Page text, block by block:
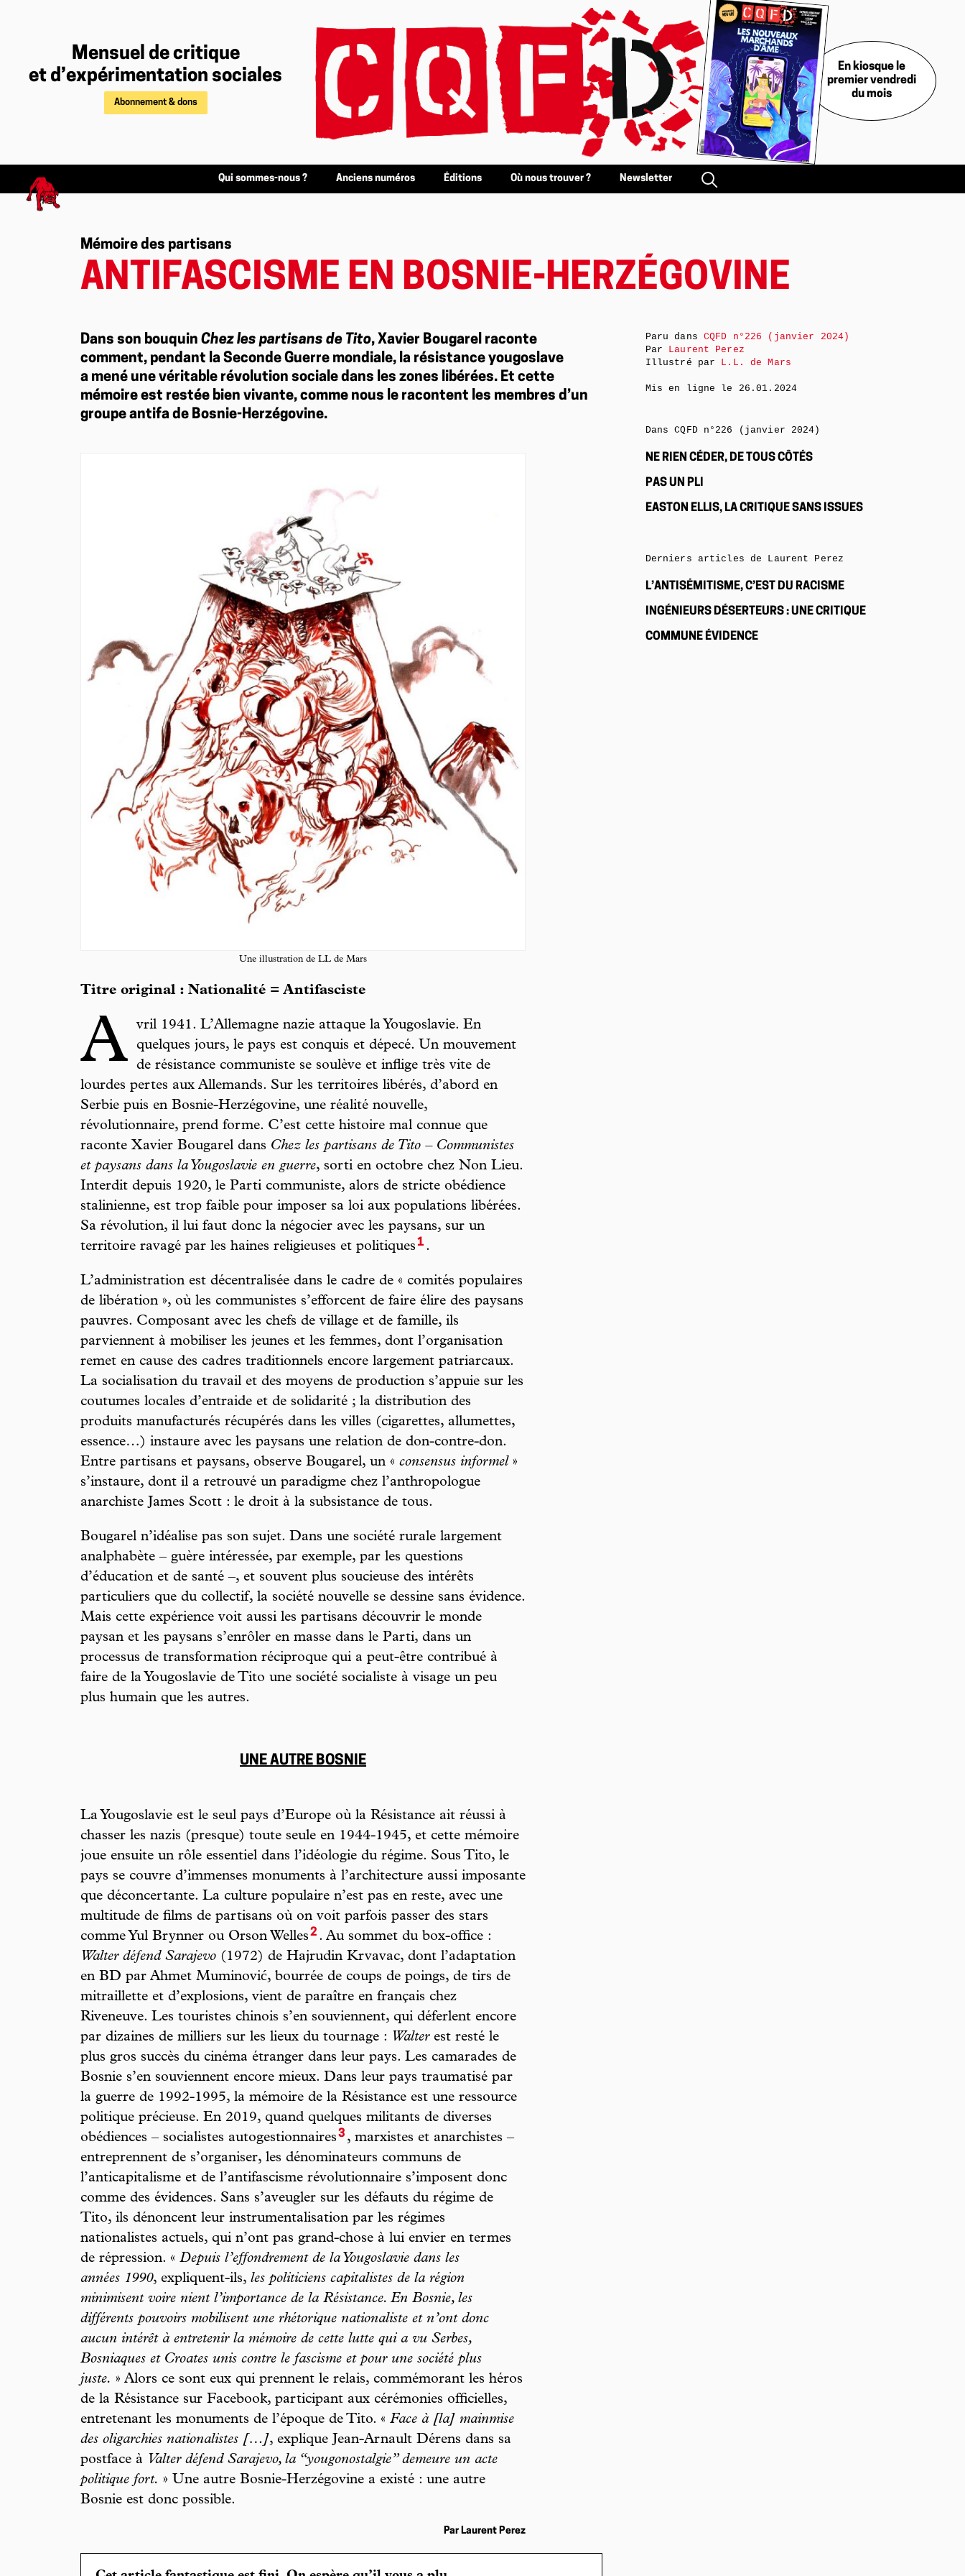
Mensuel de critique
et d’expérimentation sociales
Abonnement & dons
En kiosque le
premier vendredi
du mois
Qui sommes-nous ? Anciens numéros Éditions Où nous trouver ? Newsletter
Mémoire des partisans
ANTIFASCISME EN BOSNIE-HERZÉGOVINE
Dans son bouquin Chez les partisans de Tito, Xavier Bougarel raconte
comment, pendant la Seconde Guerre mondiale, la résistance yougoslave
a mené une véritable révolution sociale dans les zones libérées. Et cette
mémoire est restée bien vivante, comme nous le racontent les membres d’un
groupe antifa de Bosnie-Herzégovine.
Une illustration de LL de Mars
Titre original : Nationalité = Antifasciste
A vril 1941. L’Allemagne nazie attaque la Yougoslavie. En
quelques jours, le pays est conquis et dépecé. Un mouvement
de résistance communiste se soulève et inflige très vite de
lourdes pertes aux Allemands. Sur les territoires libérés, d’abord en
Serbie puis en Bosnie-Herzégovine, une réalité nouvelle,
révolutionnaire, prend forme. C’est cette histoire mal connue que
raconte Xavier Bougarel dans Chez les partisans de Tito – Communistes
et paysans dans la Yougoslavie en guerre, sorti en octobre chez Non Lieu.
Interdit depuis 1920, le Parti communiste, alors de stricte obédience
stalinienne, est trop faible pour imposer sa loi aux populations libérées.
Sa révolution, il lui faut donc la négocier avec les paysans, sur un
territoire ravagé par les haines religieuses et politiques1 .
L’administration est décentralisée dans le cadre de « comités populaires
de libération », où les communistes s’efforcent de faire élire des paysans
pauvres. Composant avec les chefs de village et de famille, ils
parviennent à mobiliser les jeunes et les femmes, dont l’organisation
remet en cause des cadres traditionnels encore largement patriarcaux.
La socialisation du travail et des moyens de production s’appuie sur les
coutumes locales d’entraide et de solidarité ; la distribution des
produits manufacturés récupérés dans les villes (cigarettes, allumettes,
essence…) instaure avec les paysans une relation de don-contre-don.
Entre partisans et paysans, observe Bougarel, un « consensus informel »
s’instaure, dont il a retrouvé un paradigme chez l’anthropologue
anarchiste James Scott : le droit à la subsistance de tous.
Bougarel n’idéalise pas son sujet. Dans une société rurale largement
analphabète – guère intéressée, par exemple, par les questions
d’éducation et de santé –, et souvent plus soucieuse des intérêts
particuliers que du collectif, la société nouvelle se dessine sans évidence.
Mais cette expérience voit aussi les partisans découvrir le monde
paysan et les paysans s’enrôler en masse dans le Parti, dans un
processus de transformation réciproque qui a peut-être contribué à
faire de la Yougoslavie de Tito une société socialiste à visage un peu
plus humain que les autres.
UNE AUTRE BOSNIE
La Yougoslavie est le seul pays d’Europe où la Résistance ait réussi à
chasser les nazis (presque) toute seule en 1944-1945, et cette mémoire
joue ensuite un rôle essentiel dans l’idéologie du régime. Sous Tito, le
pays se couvre d’immenses monuments à l’architecture aussi imposante
que déconcertante. La culture populaire n’est pas en reste, avec une
multitude de films de partisans où on voit parfois passer des stars
comme Yul Brynner ou Orson Welles2 . Au sommet du box-office :
Walter défend Sarajevo (1972) de Hajrudin Krvavac, dont l’adaptation
en BD par Ahmet Muminović, bourrée de coups de poings, de tirs de
mitraillette et d’explosions, vient de paraître en français chez
Riveneuve. Les touristes chinois s’en souviennent, qui déferlent encore
par dizaines de milliers sur les lieux du tournage : Walterest resté le
plus gros succès du cinéma étranger dans leur pays. Les camarades de
Bosnie s’en souviennent encore mieux. Dans leur pays traumatisé par
la guerre de 1992-1995, la mémoire de la Résistance est une ressource
politique précieuse. En 2019, quand quelques militants de diverses
obédiences – socialistes autogestionnaires3 , marxistes et anarchistes –
entreprennent de s’organiser, les dénominateurs communs de
l’anticapitalisme et de l’antifascisme révolutionnaire s’imposent donc
comme des évidences. Sans s’aveugler sur les défauts du régime de
Tito, ils dénoncent leur instrumentalisation par les régimes
nationalistes actuels, qui n’ont pas grand-chose à lui envier en termes
de répression. « Depuis l’effondrement de la Yougoslavie dans les
années 1990, expliquent-ils, les politiciens capitalistes de la région
minimisent voire nient l’importance de la Résistance. En Bosnie, les
différents pouvoirs mobilisent une rhétorique nationaliste et n’ont donc
aucun intérêt à entretenir la mémoire de cette lutte qui a vu Serbes,
Bosniaques et Croates unis contre le fascisme et pour une société plus
juste. » Alors ce sont eux qui prennent le relais, commémorant les héros
de la Résistance sur Facebook, participant aux cérémonies officielles,
entretenant les monuments de l’époque de Tito. « Face à [la] mainmise
des oligarchies nationalistes […], explique Jean-Arnault Dérens dans sa
postface à Valter défend Sarajevo, la “yougonostalgie” demeure un acte
politique fort. » Une autre Bosnie-Herzégovine a existé : une autre
Bosnie est donc possible.
Par Laurent Perez
Paru dans CQFD n°226 (janvier 2024)
Par Laurent Perez
Illustré par L.L. de Mars
Mis en ligne le 26.01.2024
Dans CQFD n°226 (janvier 2024)
NE RIEN CÉDER, DE TOUS CÔTÉS
PAS UN PLI
EASTON ELLIS, LA CRITIQUE SANS ISSUES
Derniers articles de Laurent Perez
L’ANTISÉMITISME, C’EST DU RACISME
INGÉNIEURS DÉSERTEURS : UNE CRITIQUE
COMMUNE ÉVIDENCE